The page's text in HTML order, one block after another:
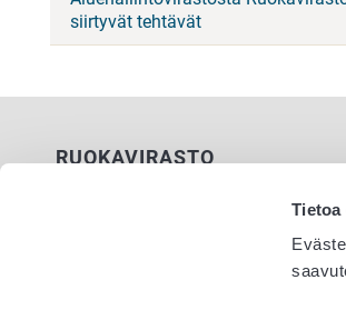
Tietoa
siirtyvät tehtävät
RUOKAVIRASTO